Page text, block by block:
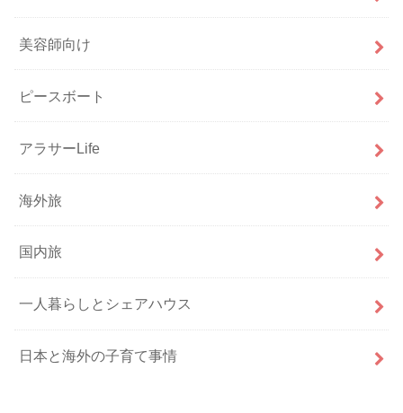
美容師向け
ピースボート
アラサーLife
海外旅
国内旅
一人暮らしとシェアハウス
日本と海外の子育て事情